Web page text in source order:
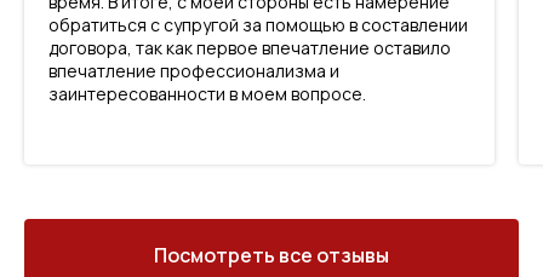
обратиться с супругой за помощью в составлении
договора, так как первое впечатление оставило
впечатление профессионализма и
заинтересованности в моем вопросе.
Посмотреть все отзывы